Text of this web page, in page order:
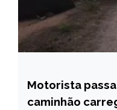
MINAS
GERAIS
Motorista
caminhão